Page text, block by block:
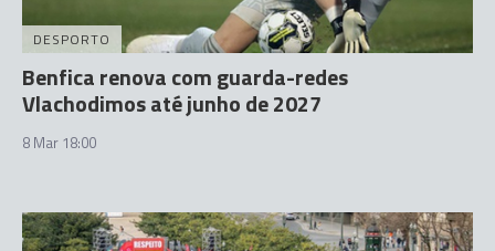
DESPORTO
Benfica renova com guarda-redes
Vlachodimos até junho de 2027
8 Mar 18:00